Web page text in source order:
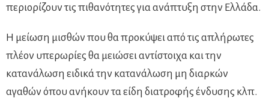
περιορίζουν τις πιθανότητες για ανάπτυξη στην Ελλάδα.
Η μείωση μισθών που θα προκύψει από τις απλήρωτες
πλέον υπερωρίες θα μειώσει αντίστοιχα και την
κατανάλωση ειδικά την κατανάλωση μη διαρκών
αγαθών όπου ανήκουν τα είδη διατροφής ένδυσης κλπ.